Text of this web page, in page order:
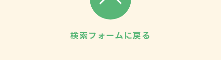
検索フォームに戻る